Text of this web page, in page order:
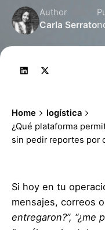
Author
Carla Serrato
Home
logística
¿Qué plataforma
sin pedir reportes por
Si hoy en tu
mensajes, correos
entregaron?”, “¿me